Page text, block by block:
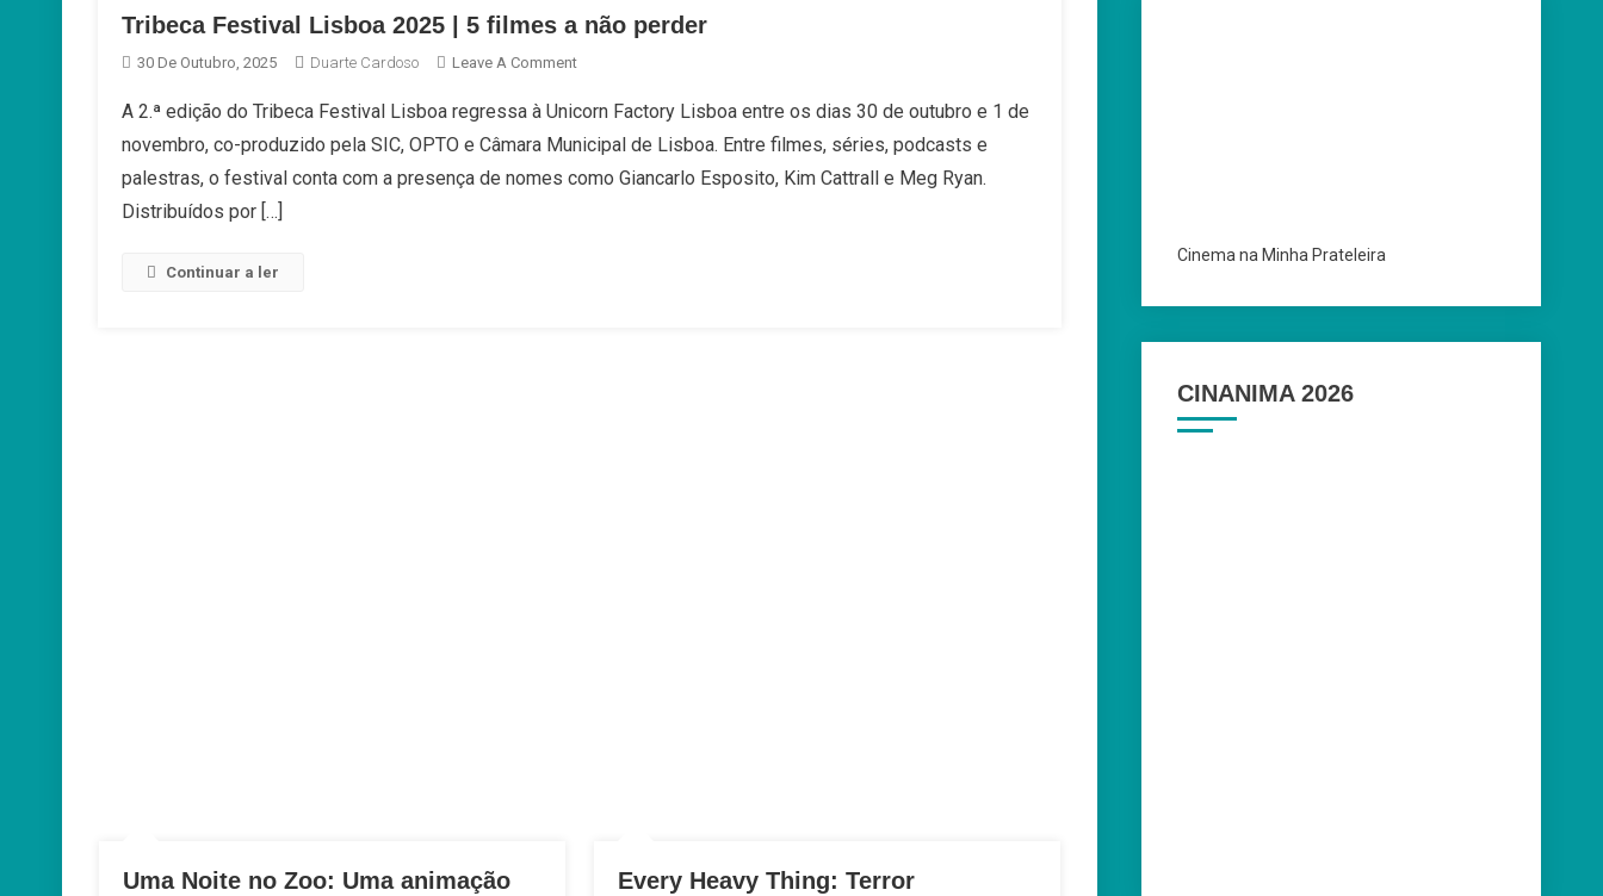
Tribeca Festival Lisboa 2025 | 5 filmes a não perder
30 De Outubro, 2025 Duarte Cardoso Leave A CommentOn
Festival
Lisboa
2025
A 2.ª edição do Tribeca Festival Lisboa regressa à Unicorn Factory Lisboa entre os dias 30 de outubro e 1 de
novembro, co-produzido pela SIC, OPTO e Câmara Municipal de Lisboa. Entre filmes, séries, podcasts e
palestras, o festival conta com a presença de nomes como Giancarlo Esposito, Kim Cattrall e Meg Ryan.
Distribuídos por […]
Continuar a ler
Uma Noite no Zoo: Uma animação
Every Heavy Thing: Terror
Cinema na Minha Prateleira
CINANIMA 2026